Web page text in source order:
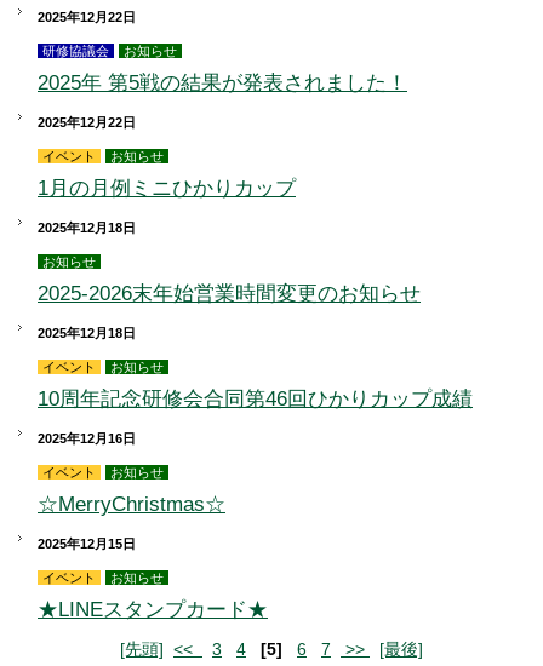
2025年12月22日
研修協議会 お知らせ
2025年 第5戦の結果が発表されました！
2025年12月22日
イベント お知らせ
1月の月例ミニひかりカップ
2025年12月18日
お知らせ
2025-2026末年始営業時間変更のお知らせ
2025年12月18日
イベント お知らせ
10周年記念研修会合同第46回ひかりカップ成績
2025年12月16日
イベント お知らせ
☆MerryChristmas☆
2025年12月15日
イベント お知らせ
★LINEスタンプカード★
[先頭] << 3 4 [5] 6 7 >> [最後]